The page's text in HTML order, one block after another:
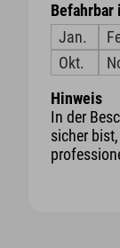
Befahrbar
Jan.
Okt.
Hinweis
In der
sicher